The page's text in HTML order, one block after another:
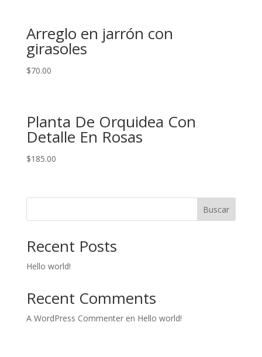
Arreglo en jarrón con
girasoles
$70.00
Planta De Orquidea Con
Detalle En Rosas
$185.00
Buscar
Recent Posts
Hello world!
Recent Comments
A WordPress Commenteren Hello world!